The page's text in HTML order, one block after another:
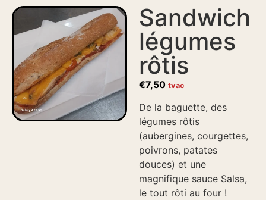
Sandwich
légumes
rôtis
€7,50 tvac
De la baguette, des
légumes rôtis
(aubergines, courgettes,
poivrons, patates
douces) et une
magnifique sauce Salsa,
le tout rôti au four !